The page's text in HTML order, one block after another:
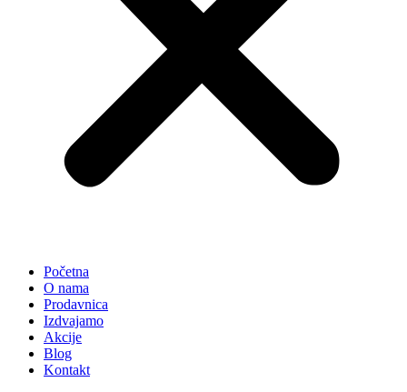
Početna
O nama
Prodavnica
Izdvajamo
Akcije
Blog
Kontakt